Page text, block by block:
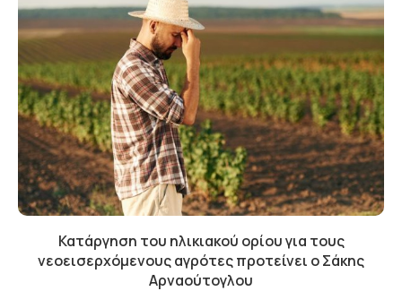
Κατάργηση του ηλικιακού ορίου για τους
νεοεισερχόμενους αγρότες προτείνει ο Σάκης
Αρναούτογλου